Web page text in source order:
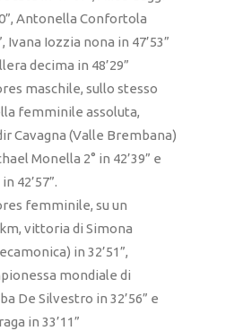
Antonella Confortola
Ivana Iozzia nona in 47’53”
decima in 48’29”
maschile, sullo stesso
femminile assoluta,
Cavagna (Valle Brembana)
Monella 2° in 42’39” e
42’57”.
femminile, su un
vittoria di Simona
in 32’51”,
mondiale di
De Silvestro in 32’56” e
in 33’11”